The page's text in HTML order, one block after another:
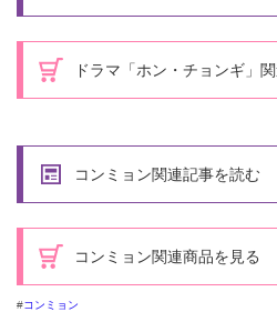
ドラマ「ホン・チョンギ」
コンミョン関連記事を読む
コンミョン関連商品を見る
コンミョン